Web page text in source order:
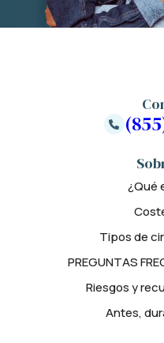
¿Qué
Tipos de
PREGUNTAS
Riesgos y
Antes,